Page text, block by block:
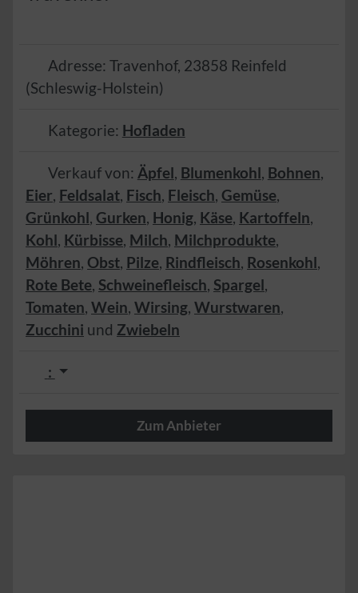
Adresse: Travenhof, 23858 Reinfeld
(Schleswig-Holstein)
Kategorie: Hofladen
Verkauf von: Äpfel, Blumenkohl, Bohnen,
Eier, Feldsalat, Fisch, Fleisch, Gemüse,
Grünkohl, Gurken, Honig, Käse, Kartoffeln,
Kohl, Kürbisse, Milch, Milchprodukte,
Möhren, Obst, Pilze, Rindfleisch, Rosenkohl,
Rote Bete, Schweinefleisch, Spargel,
Tomaten, Wein, Wirsing, Wurstwaren,
Zucchini und Zwiebeln
:
Zum Anbieter